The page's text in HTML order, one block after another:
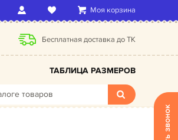
Моя корзина
Бесплатная доставка до ТК
ТАБЛИЦА РАЗМЕРОВ